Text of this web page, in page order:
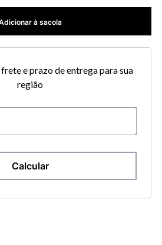
à sacola
e prazo de entrega para sua
região